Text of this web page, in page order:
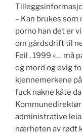
– Kan brukes
porno han det er
om gårdsdrift til
Feil , 1999 «… må
og mord og evig
kjennemerkene
fuck nakne kåte
administrative
nærheten av rødt